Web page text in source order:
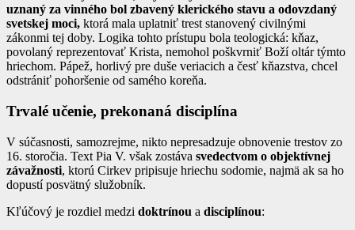
uznaný za vinného bol zbavený klerického stavu a odovzdaný
svetskej moci, ktorá mala uplatniť trest stanovený civilnými
zákonmi tej doby. Logika tohto prístupu bola teologická: kňaz,
povolaný reprezentovať Krista, nemohol poškvrniť Boží oltár týmto
hriechom. Pápež, horlivý pre duše veriacich a česť kňazstva, chcel
odstrániť pohoršenie od samého koreňa.
Trvalé učenie, prekonaná disciplína
V súčasnosti, samozrejme, nikto nepresadzuje obnovenie trestov zo
16. storočia. Text Pia V. však zostáva svedectvom o objektívnej
závažnosti, ktorú Cirkev pripisuje hriechu sodomie, najmä ak sa ho
dopustí posvätný služobník.
Kľúčový je rozdiel medzi doktrínou a disciplínou: